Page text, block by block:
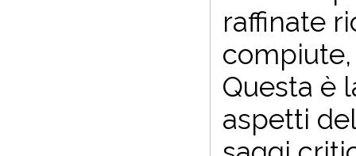
raffinate
Questa è
aspetti